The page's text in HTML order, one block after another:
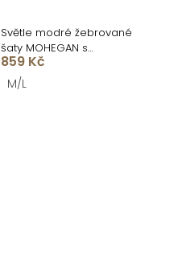
Světle modré žebrované
šaty MOHEGAN s
rozparkem
859 Kč
M/L